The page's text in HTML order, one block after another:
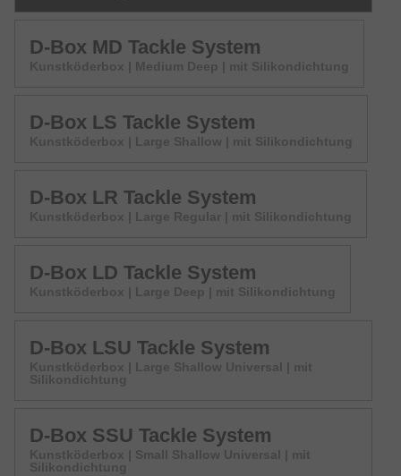
D-Box MD Tackle System
Kunstköderbox | Medium Deep | mit Silikondichtung
D-Box LS Tackle System
Kunstköderbox | Large Shallow | mit Silikondichtung
D-Box LR Tackle System
Kunstköderbox | Large Regular | mit Silikondichtung
D-Box LD Tackle System
Kunstköderbox | Large Deep | mit Silikondichtung
D-Box LSU Tackle System
Kunstköderbox | Large Shallow Universal | mit
Silikondichtung
D-Box SSU Tackle System
Kunstköderbox | Small Shallow Universal | mit
Silikondichtung